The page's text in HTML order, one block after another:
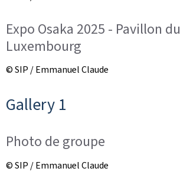
Expo Osaka 2025 - Pavillon du
Luxembourg
© SIP / Emmanuel Claude
Gallery 1
Photo de groupe
© SIP / Emmanuel Claude